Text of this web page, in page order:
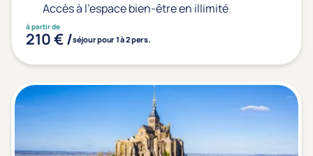
Accès à l'espace bien-être en illimité
à partir de
210 € /séjour pour 1 à 2 pers.